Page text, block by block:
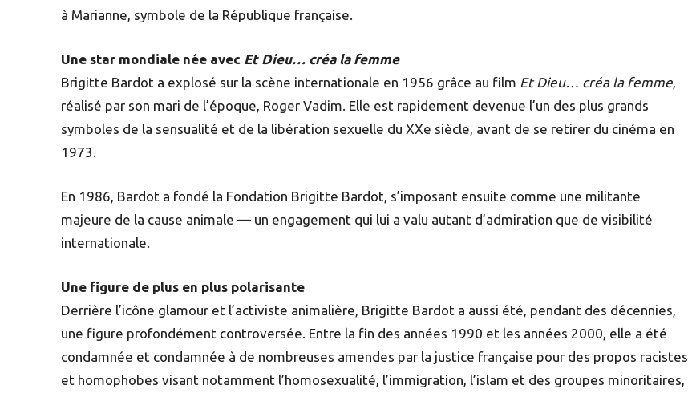
à Marianne, symbole de la République française.
Une star mondiale née avec Et Dieu… créa la femme
Brigitte Bardot a explosé sur la scène internationale en 1956 grâce au film Et Dieu… créa la femme
réalisé par son mari de l’époque, Roger Vadim. Elle est rapidement devenue l’un des plus grands
symboles de la sensualité et de la libération sexuelle du XXe siècle, avant de se retirer du cinéma en
1973.
En 1986, Bardot a fondé la Fondation Brigitte Bardot, s’imposant ensuite comme une militante
majeure de la cause animale — un engagement qui lui a valu autant d’admiration que de visibilité
internationale.
Une figure de plus en plus polarisante
Derrière l’icône glamour et l’activiste animalière, Brigitte Bardot a aussi été, pendant des décennies,
une figure profondément controversée. Entre la fin des années 1990 et les années 2000, elle a été
condamnée et condamnée à de nombreuses amendes par la justice française pour des propos racistes
et homophobes visant notamment l’homosexualité, l’immigration, l’islam et des groupes minoritaires,